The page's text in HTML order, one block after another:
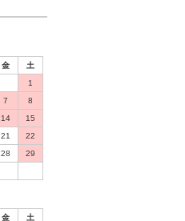
金
土
1
7
8
14
15
21
22
28
29
金 土